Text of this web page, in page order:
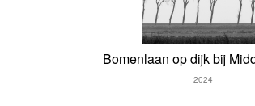
Bomenlaan op dijk bij
2024